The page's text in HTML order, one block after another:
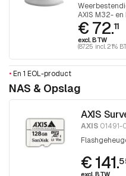
AXIS M32-
€ 72.11
excl. BTW
(87.25 incl. 21%
• En 1 EOL-product
NAS & Opslag
AXIS
AXIS01491-
€ 141.